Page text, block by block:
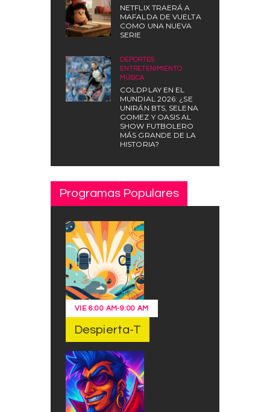
NETFLIX TRAERÁ A
MAFALDA DE VUELTA
COMO UNA NUEVA
SERIE
DEPORTES
ENTRETENIMIENTO
MÚSICA
COLDPLAY EN EL
MUNDIAL 2026: ¿SE
UNIRÁN BTS, SELENA
GOMEZ Y OASIS AL
SHOW FUTBOLERO
MÁS GRANDE DE LA
HISTORIA?
Programas Populares
VIE 6:00 AM-9:00 AM
Despierta-T